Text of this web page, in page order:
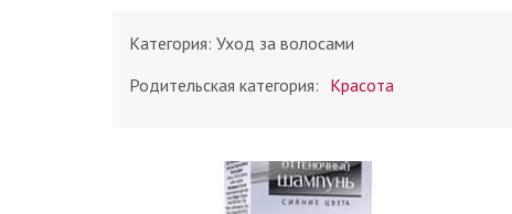
Категория: Уход за волосами
Родительская категория: Красота